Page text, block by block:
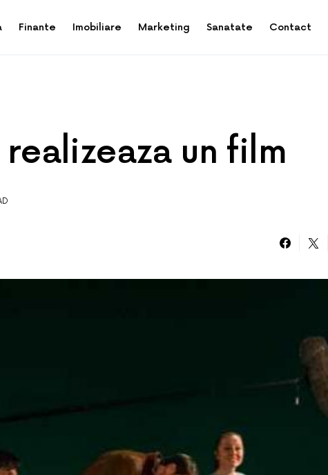
Finante Imobiliare Marketing Sanatate Contact
realizeaza un film